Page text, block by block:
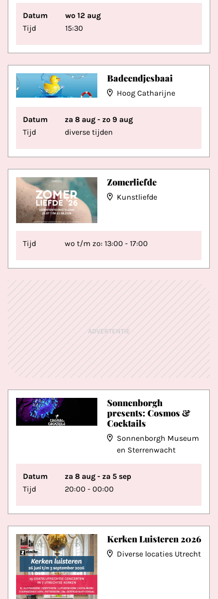
Datum
wo 12 aug
Tijd
15:30
Badeendjesbaai
Hoog Catharijne
Datum
za 8 aug - zo 9 aug
Tijd
diverse tijden
Zomerliefde
Kunstliefde
Tijd wo t/m zo: 13:00 - 17:00
ADVERTENTIE
Sonnenborgh
presents: Cosmos &
Cocktails
Sonnenborgh Museum
en Sterrenwacht
Datum
za 8 aug - za 5 sep
Tijd
20:00 - 00:00
Kerken Luisteren 2026
Diverse locaties Utrecht